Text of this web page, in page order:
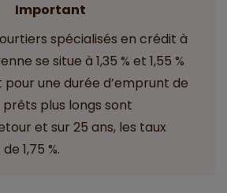
Important
spécialisés en crédit à
se situe à 1,35 % et 1,55 %
une durée d’emprunt de
prêts plus longs sont
et sur 25 ans, les taux
1,75 %.